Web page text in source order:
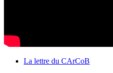
La lettre du CArCoB